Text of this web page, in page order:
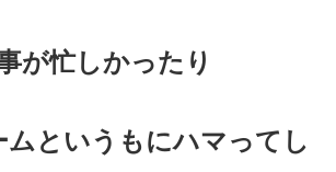
が忙しかったり
ムというもにハマってし